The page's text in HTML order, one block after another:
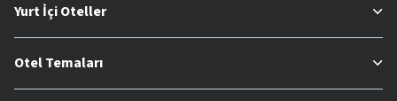
Yurt İçi Oteller
Otel Temaları